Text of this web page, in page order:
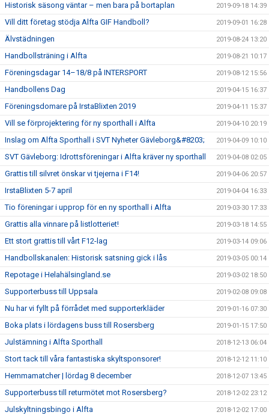
Historisk säsong väntar – men bara på bortaplan 2019-09-18 14:39
Vill ditt företag stödja Alfta GIF Handboll? 2019-09-01 16:28
Älvstädningen 2019-08-24 13:20
Handbollsträning i Alfta 2019-08-21 10:17
Föreningsdagar 14–18/8 på INTERSPORT 2019-08-12 15:56
Handbollens Dag 2019-04-15 16:37
Föreningsdomare på IrstaBlixten 2019 2019-04-11 15:37
Vill se förprojektering för ny sporthall i Alfta 2019-04-10 20:19
Inslag om Alfta Sporthall i SVT Nyheter Gävleborg&#8203; 2019-04-09 10:10
SVT Gävleborg: Idrottsföreningar i Alfta kräver ny sporthall 2019-04-08 02:05
Grattis till silvret önskar vi tjejerna i F14! 2019-04-06 20:57
IrstaBlixten 5-7 april 2019-04-04 16:33
Tio föreningar i upprop för en ny sporthall i Alfta 2019-03-30 17:33
Grattis alla vinnare på listlotteriet! 2019-03-18 14:55
Ett stort grattis till vårt F12-lag 2019-03-14 09:06
Handbollskanalen: Historisk satsning gick i lås 2019-03-05 00:14
Repotage i Helahälsingland.se 2019-03-02 18:50
Supporterbuss till Uppsala 2019-02-08 09:08
Nu har vi fyllt på förrådet med supporterkläder 2019-01-16 07:30
Boka plats i lördagens buss till Rosersberg 2019-01-15 17:50
Julstämning i Alfta Sporthall 2018-12-13 06:04
Stort tack till våra fantastiska skyltsponsorer! 2018-12-12 11:10
Hemmamatcher | lördag 8 december 2018-12-07 13:45
Supporterbuss till returmötet mot Rosersberg? 2018-12-02 23:12
Julskyltningsbingo i Alfta 2018-12-02 17:00